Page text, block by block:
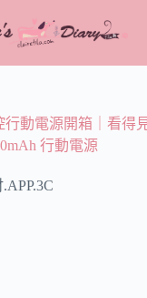
動電源開箱｜看得
行動電源